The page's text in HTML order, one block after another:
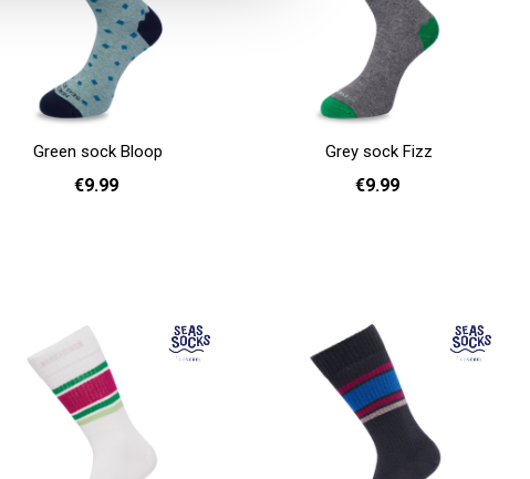
Green sock Bloop
€9.99
Grey sock Fizz
€9.99